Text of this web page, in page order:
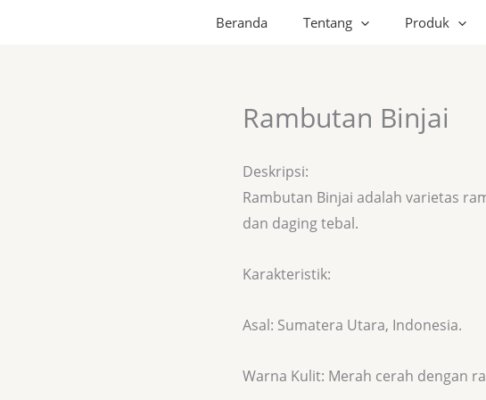
Beranda Tentang Produk
Rambutan Binjai
Deskripsi:
Rambutan Binjai adalah varietas
dan daging tebal.
Karakteristik:
Asal: Sumatera Utara, Indonesia.
Warna Kulit: Merah cerah dengan